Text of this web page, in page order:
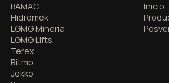
BAMAC
Hidromek
LGMG Minería
LGMG Lifts
Terex
Ritmo
Jekko
Inicio